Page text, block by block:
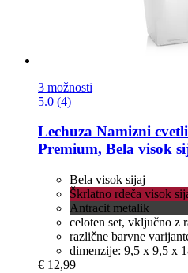
3 možnosti
5.0 (4)
Lechuza Namizni
Premium, Bela visok
Bela visok sijaj
Škrlatno rdeča visok
Antracit metalik
celoten set, vključno z
različne barvne
dimenzije: 9,5 x 9,5 x
€ 12,99